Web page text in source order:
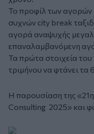
Το προφίλ των αγορών
συχνών city break
αγορά αναψυχής
επαναλαμβανόμενη
Τα πρώτα στοιχεία του
τριμήνου να φτάνει τα
Η παρουσίαση της
Consulting 2025» και